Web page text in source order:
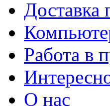
Доставка
Работа в
О нас